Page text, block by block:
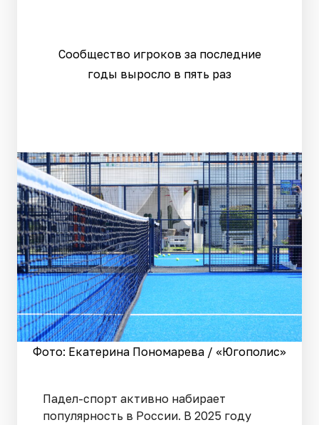
Сообщество игроков за последние
годы выросло в пять раз
Фото: Екатерина Пономарева / «Югополис»
Падел-спорт активно набирает
популярность в России. В 2025 году